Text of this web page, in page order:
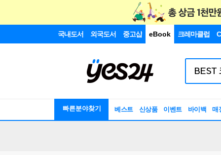
국내도서 외국도서 중고샵 eBook 크레마클럽
빠른분야찾기 베스트 신상품 이벤트 바이백 매